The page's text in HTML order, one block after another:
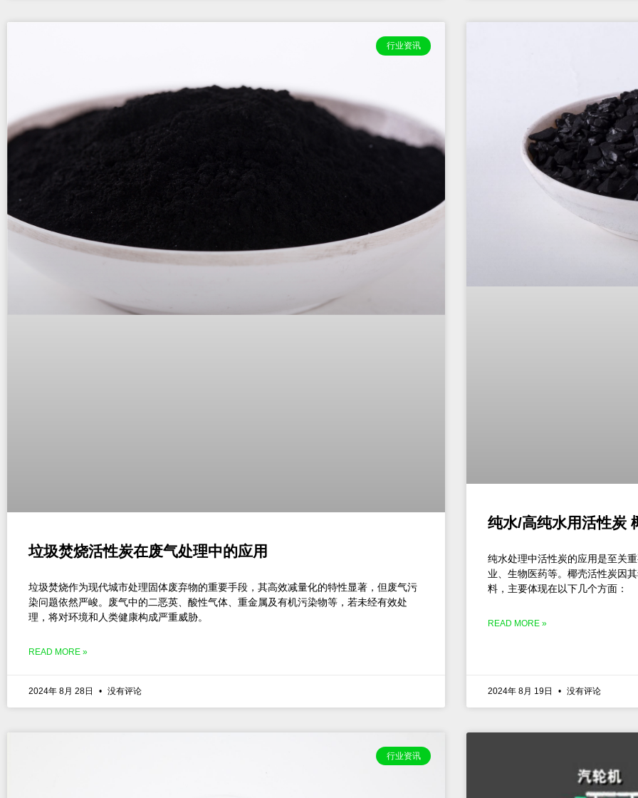
行业资讯
垃圾焚烧活性炭在废气处理中的应用
垃圾焚烧作为现代城市处理固体废弃物的重要手段，其高效减量化的特性显著，但废气污
染问题依然严峻。废气中的二恶英、酸性气体、重金属及有机污染物等，若未经有效处
理，将对环境和人类健康构成严重威胁。
READ MORE »
2024年 8月 28日 没有评论
纯水/高纯水用活性炭
纯水处理中活性炭的应用是至关
业、生物医药等。椰壳活性炭因
料，主要体现在以下几个方面：
READ MORE »
2024年 8月 19日 没有评论
行业资讯